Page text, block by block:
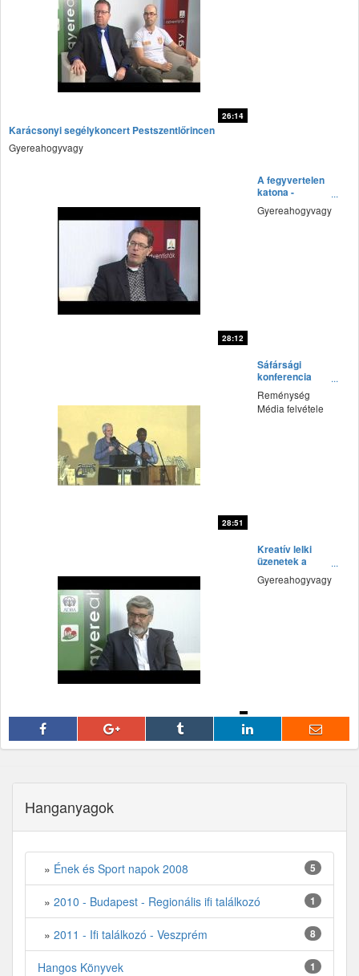
26:14
Karácsonyi segélykoncert Pestszentlőrincen
Gyereahogyvagy
28:12
A fegyvertelen
katona -
Desmond Doss
története
Gyereahogyvagy
28:51
Sáfársági
konferencia
(2015') Vasárnap
délelőtt 4.rész
(2. rész)
Reménység
Média felvétele
fff
Kreatív lelki
üzenetek a
karantén idején
Gyereahogyvagy
Hanganyagok
5
» Ének és Sport napok 2008
1
» 2010 - Budapest - Regionális ifi találkozó
8
» 2011 - Ifi találkozó - Veszprém
1
Hangos Könyvek